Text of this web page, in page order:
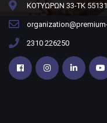
ΚΟΤΥΩΡΩΝ 33-ΤΚ
2310 226250